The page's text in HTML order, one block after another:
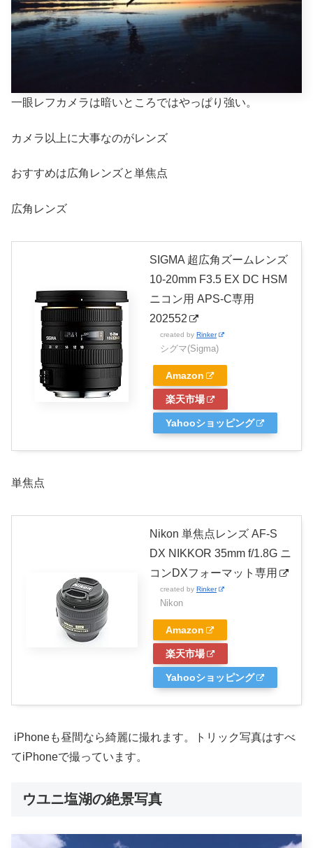
一眼レフカメラは暗いところではやっぱり強い。
カメラ以上に大事なのがレンズ
おすすめは広角レンズと単焦点
広角レンズ
SIGMA 超広角ズームレンズ
10-20mm F3.5 EX DC HSM
ニコン用 APS-C専用
202552
created by Rinker
シグマ(Sigma)
Amazon
楽天市場
Yahooショッピング
単焦点
Nikon 単焦点レンズ AF-S
DX NIKKOR 35mm f/1.8G ニ
コンDXフォーマット専用
created by Rinker
Nikon
Amazon
楽天市場
Yahooショッピング
iPhoneも昼間なら綺麗に撮れます。トリック写真はすべ
てiPhoneで撮っています。
ウユニ塩湖の絶景写真